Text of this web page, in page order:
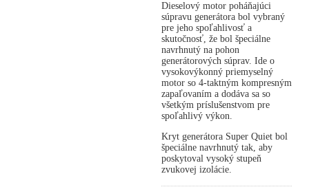
Dieselový motor poháňajúci
súpravu generátora bol vybraný
pre jeho spoľahlivosť a
skutočnosť, že bol špeciálne
navrhnutý na pohon
generátorových súprav. Ide o
vysokovýkonný priemyselný
motor so 4-taktným kompresným
zapaľovaním a dodáva sa so
všetkým príslušenstvom pre
spoľahlivý výkon.
Kryt generátora Super Quiet bol
špeciálne navrhnutý tak, aby
poskytoval vysoký stupeň
zvukovej izolácie.